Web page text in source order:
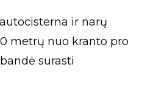
ir narų
metrų nuo kranto pro
surasti